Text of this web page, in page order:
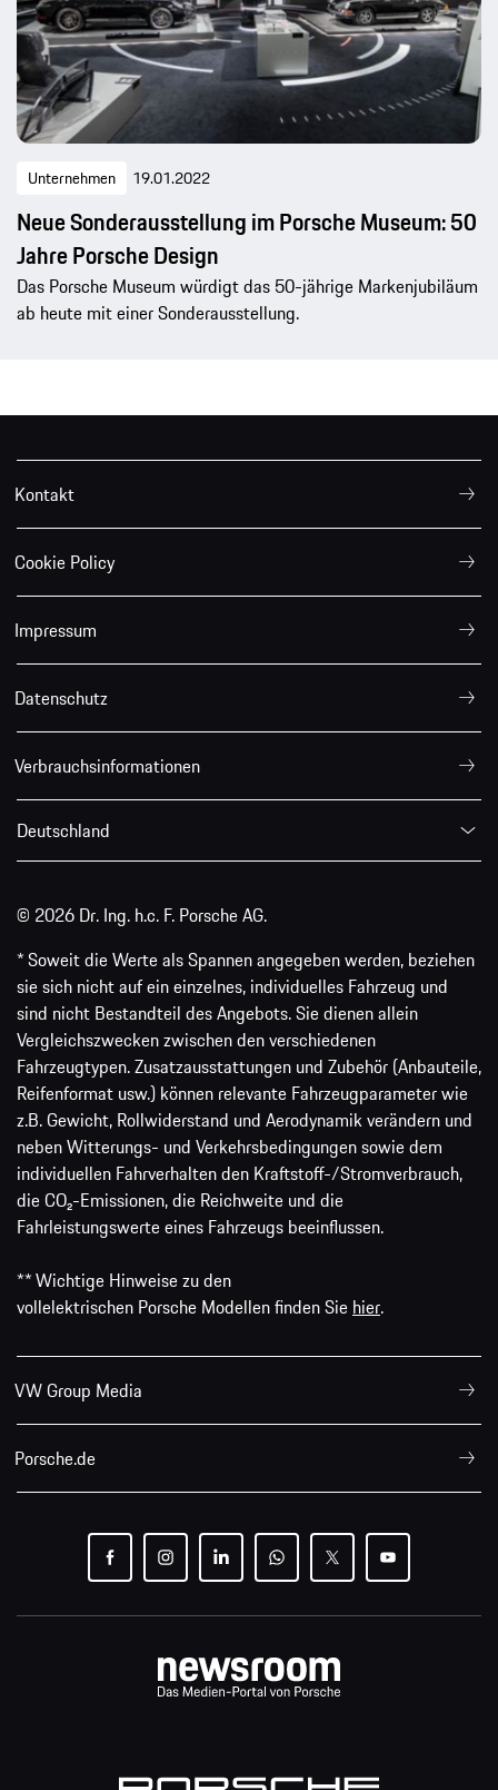
Unternehmen 19.01.2022
Neue Sonderausstellung im Porsche Museum: 50
Jahre Porsche Design
Das Porsche Museum würdigt das 50-jährige Markenjubiläum
ab heute mit einer Sonderausstellung.
Kontakt
Cookie Policy
Impressum
Datenschutz
Verbrauchsinformationen
Deutschland
© 2026 Dr. Ing. h.c. F. Porsche AG.
* Soweit die Werte als Spannen angegeben werden, beziehen
sie sich nicht auf ein einzelnes, individuelles Fahrzeug und
sind nicht Bestandteil des Angebots. Sie dienen allein
Vergleichszwecken zwischen den verschiedenen
Fahrzeugtypen. Zusatzausstattungen und Zubehör (Anbauteile,
Reifenformat usw.) können relevante Fahrzeugparameter wie
z.B. Gewicht, Rollwiderstand und Aerodynamik verändern und
neben Witterungs- und Verkehrsbedingungen sowie dem
individuellen Fahrverhalten den Kraftstoff-/Stromverbrauch,
die CO₂-Emissionen, die Reichweite und die
Fahrleistungswerte eines Fahrzeugs beeinflussen.
** Wichtige Hinweise zu den
vollelektrischen Porsche Modellen finden Sie hier.
VW Group Media
Porsche.de